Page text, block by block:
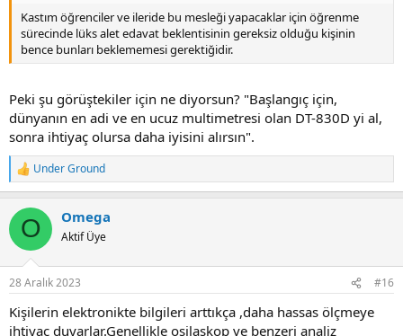
Kastım öğrenciler ve ileride bu mesleği yapacaklar için öğrenme
sürecinde lüks alet edavat beklentisinin gereksiz olduğu kişinin
bence bunları beklememesi gerektiğidir.
Peki şu görüştekiler için ne diyorsun? "Başlangıç için,
dünyanın en adi ve en ucuz multimetresi olan DT-830D yi al,
sonra ihtiyaç olursa daha iyisini alırsın".
R
e
c
i
s
Under Ground
O Omega
Aktif Üye
28 Aralık 2023 #16
Kişilerin elektronikte bilgileri arttıkça ,daha hassas ölçmeye
ihtiyaç duyarlar.Genellikle osilaskop ve benzeri analiz